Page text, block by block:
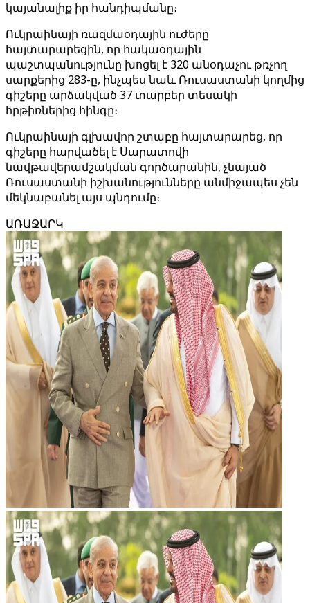
կայանալիք իր հանդիպմանը։
Ուկրաինայի ռազմաօդային ուժերը
հայտարարեցին, որ հակաօդային
պաշտպանությունը խոցել է 320 անօդաչու թռչող
սարքերից 283-ը, ինչպես նաև Ռուսաստանի կողմից
գիշերը արձակված 37 տարբեր տեսակի
հրթիռներից հինգը։
Ուկրաինայի գլխավոր շտաբը հայտարարեց, որ
գիշերը հարվածել է Սարատովի
նավթավերամշակման գործարանին, չնայած
Ռուսաստանի իշխանությունները անմիջապես չեն
մեկնաբանել այս պնդումը։
ԱՌԱՋԱՐԿ